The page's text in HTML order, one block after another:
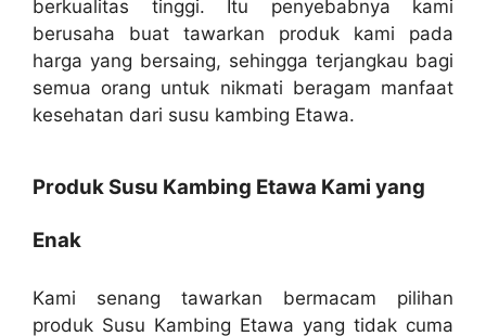
berkualitas tinggi. Itu penyebabnya kami
berusaha buat tawarkan produk kami pada
harga yang bersaing, sehingga terjangkau bagi
semua orang untuk nikmati beragam manfaat
kesehatan dari susu kambing Etawa.
Produk Susu Kambing Etawa Kami yang
Enak
Kami senang tawarkan bermacam pilihan
produk Susu Kambing Etawa yang tidak cuma